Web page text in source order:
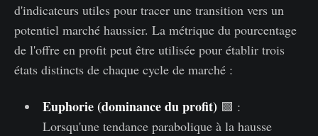
d'indicateurs utiles pour tracer une transition vers un
potentiel marché haussier. La métrique du pourcentage
de l'offre en profit peut être utilisée pour établir trois
états distincts de chaque cycle de marché :
Euphorie (dominance du profit) 🟩 :
Lorsqu'une tendance parabolique à la hausse